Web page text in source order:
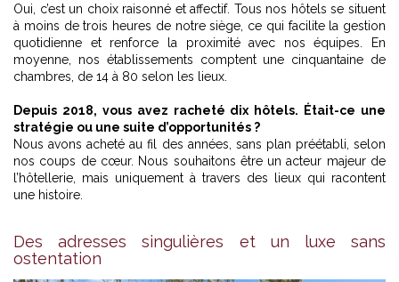
Oui, c’est un choix raisonné et affectif. Tous nos hôtels se situent
à moins de trois heures de notre siège, ce qui facilite la gestion
quotidienne et renforce la proximité avec nos équipes. En
moyenne, nos établissements comptent une cinquantaine de
chambres, de 14 à 80 selon les lieux.
Depuis 2018, vous avez racheté dix hôtels. Était-ce une
stratégie ou une suite d’opportunités ?
Nous avons acheté au fil des années, sans plan préétabli, selon
nos coups de cœur. Nous souhaitons être un acteur majeur de
l’hôtellerie, mais uniquement à travers des lieux qui racontent
une histoire.
Des adresses singulières et un luxe sans
ostentation